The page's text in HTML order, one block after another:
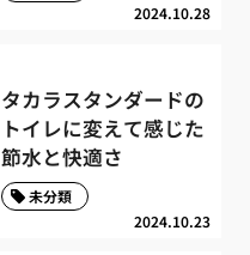
2024.10.28
タカラスタンダードの
トイレに変えて感じた
節水と快適さ
2024.10.23
未分類